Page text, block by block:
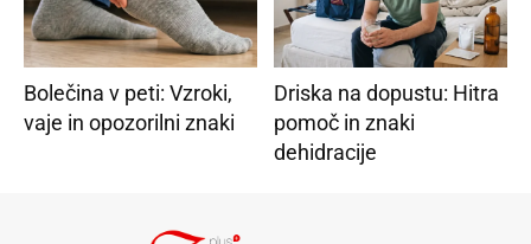
Bolečina v peti: Vzroki,
vaje in opozorilni znaki
Driska na dopustu: Hitra
pomoč in znaki
dehidracije